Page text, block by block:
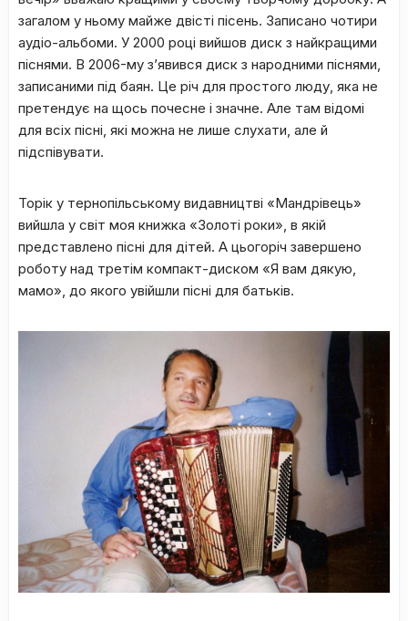
загалом у ньому майже двісті пісень. Записано чотири
аудіо-альбоми. У 2000 році вийшов диск з найкращими
піснями. В 2006-му з’явився диск з народними піснями,
записаними під баян. Це річ для простого люду, яка не
претендує на щось почесне і значне. Але там відомі
для всіх пісні, які можна не лише слухати, але й
підспівувати.
Торік у тернопільському видавництві «Мандрівець»
вийшла у світ моя книжка «Золоті роки», в якій
представлено пісні для дітей. А цьогоріч завершено
роботу над третім компакт-диском «Я вам дякую,
мамо», до якого увійшли пісні для батьків.